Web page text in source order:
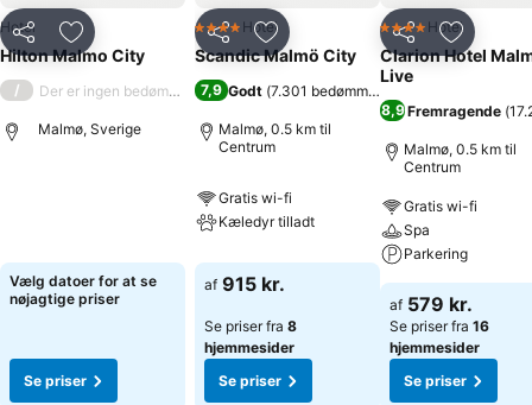
Del Føj til favoritter
Hotel
Hilton Malmo City
/ Der er ingen bedømmelse
Malmø, Sverige
Vælg datoer for at se
nøjagtige priser
Se priser
Del Føj til favoritter
4 StjernerHotel
Scandic Malmö City
7,9 Godt (7.301 bedømmelser
Malmø, 0.5 km til
Centrum
Gratis wi-fi
Kæledyr tilladt
af 915 kr.
Se priser fra 8
hjemmesider
Se priser
Del Føj til
4 StjernerHotel
Clarion Hotel
Live
8,9Fremragende (
Malmø, 0.5 km til
Centrum
Gratis wi-fi
Spa
Parkering
af 579 kr.
Se priser fra 16
hjemmesider
Se priser